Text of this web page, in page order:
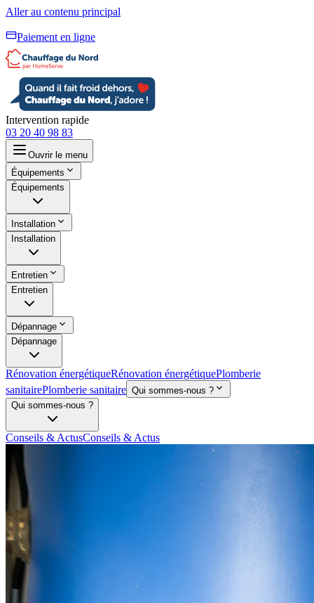
Aller au contenu principal
Paiement en ligne
Intervention rapide
03 20 40 98 83
Ouvrir le menu
Équipements
Équipements
Installation
Installation
Entretien
Entretien
Dépannage
Dépannage
Rénovation énergétiqueRénovation énergétiquePlomberie
sanitairePlomberie sanitaire Qui sommes-nous ?
Qui sommes-nous ?
Conseils & ActusConseils & Actus